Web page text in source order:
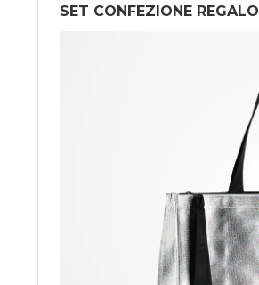
SET CONFEZIONE REGALO